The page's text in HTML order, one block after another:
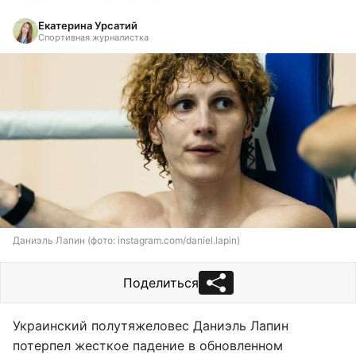
Екатерина Урсатий
Спортивная журналистка
Даниэль Лапин (фото: instagram.com/daniel.lapin)
Поделиться
Украинский полутяжеловес Даниэль Лапин
потерпел жесткое падение в обновленном